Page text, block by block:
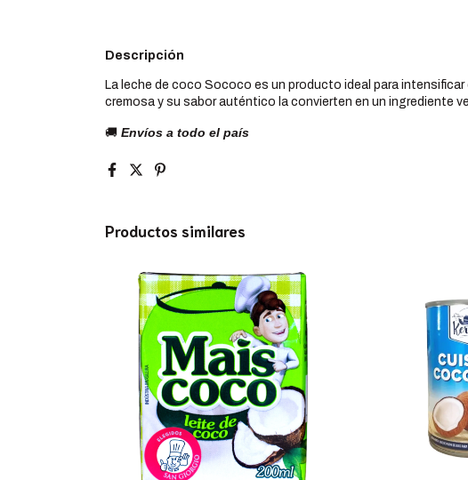
Descripción
La leche de coco Sococo es un producto ideal para
cremosa y su sabor auténtico la convierten en un ingrediente
🚚 Envíos a todo el país
Productos similares